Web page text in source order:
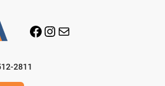
Facebook
Instagram
E-mail
2811